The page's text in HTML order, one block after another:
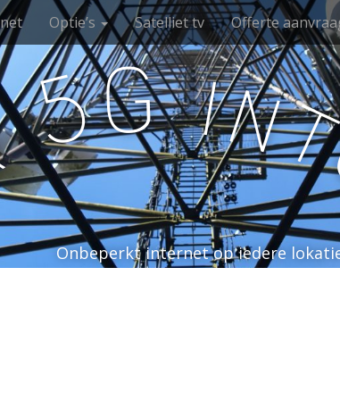
Optie’s Satelliet tv Offerte
5G in
Onbeperkt internet op iedere